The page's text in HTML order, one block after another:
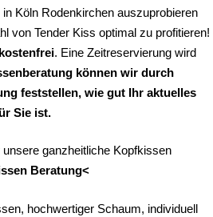
Köln Rodenkirchen auszuprobieren
von Tender Kiss optimal zu profitieren!
kostenfrei. Eine Zeitreservierung wird
können wir durch
feststellen, wie gut Ihr aktuelles
Sie ist.
ganzheitliche Kopfkissen
Beratung<
hochwertiger Schaum, individuell